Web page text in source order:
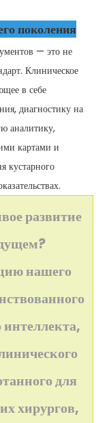
поколения
— это не
Клиническое
в себе
диагностику на
аналитику,
картами и
кустарного
развитие
нашего
для
хирургов,